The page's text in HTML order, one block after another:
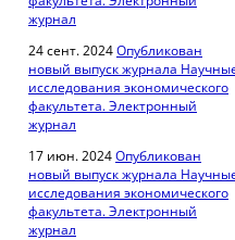
журнал
24 сент. 2024Опубликован
новый выпуск журнала
исследования экономического
факультета. Электронный
журнал
17 июн. 2024Опубликован
новый выпуск журнала
исследования экономического
факультета. Электронный
журнал